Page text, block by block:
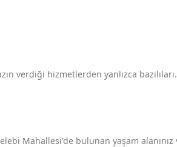
verdiği hizmetlerden yanlızca
Mahallesi'de bulunan yaşam